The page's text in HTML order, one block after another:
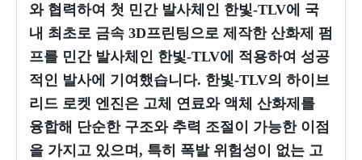
와 협력하여 첫 민간 발사체인 한빛-TLV에 국
내 최초로 금속 3D프린팅으로 제작한 산화제 펌
프를 민간 발사체인 한빛-TLV에 적용하여 성공
적인 발사에 기여했습니다. 한빛-TLV의 하이브
리드 로켓 엔진은 고체 연료와 액체 산화제를
융합해 단순한 구조와 추력 조절이 가능한 이점
을 가지고 있으며, 특히 폭발 위험성이 없는 고